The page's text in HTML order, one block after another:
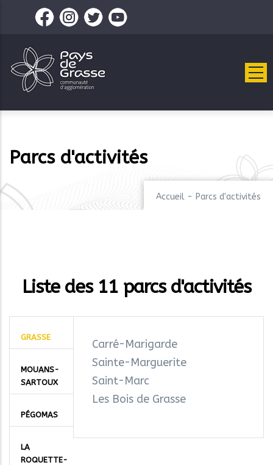
contenu
principal
Parcs d'activités
Accueil - Parcs d'activités
Liste des 11 parcs d'activités
GRASSE
MOUANS-
SARTOUX
PÉGOMAS
LA
ROQUETTE-
Carré-Marigarde
Sainte-Marguerite
Saint-Marc
Les Bois de Grasse